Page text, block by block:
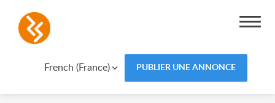
French (France) PUBLIER UNE ANNONCE